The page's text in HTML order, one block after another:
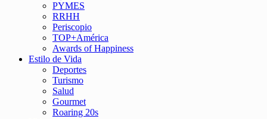
PYMES
RRHH
Periscopio
TOP+América
Awards of Happiness
Estilo de Vida
Deportes
Turismo
Salud
Gourmet
Roaring 20s